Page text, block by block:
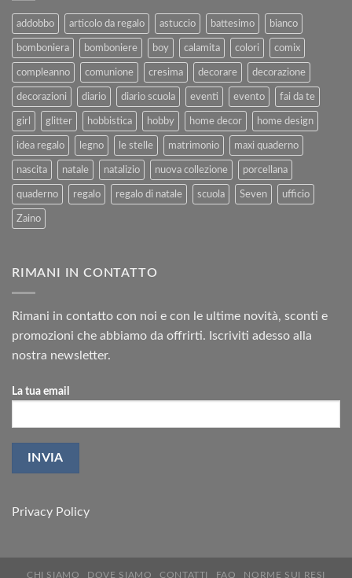
Rimborso
2025
addobbo articolo da regalo astuccio battesimo bianco
bomboniera bomboniere boy calamita colori comix
compleanno comunione cresima decorare decorazione
decorazioni diario diario scuola eventi evento fai da te
girl glitter hobbistica hobby home decor home design
idea regalo legno le stelle matrimonio maxi quaderno
nascita natale natalizio nuova collezione porcellana
quaderno regalo regalo di natale scuola Seven ufficio
Zaino
RIMANI IN CONTATTO
Rimani in contatto con noi e con le ultime novità, sconti e
promozioni che abbiamo da offrirti. Iscriviti adesso alla
nostra newsletter.
La tua email
Privacy Policy
CHI SIAMO DOVE SIAMO CONTATTI FAQ NORME SUI RESI